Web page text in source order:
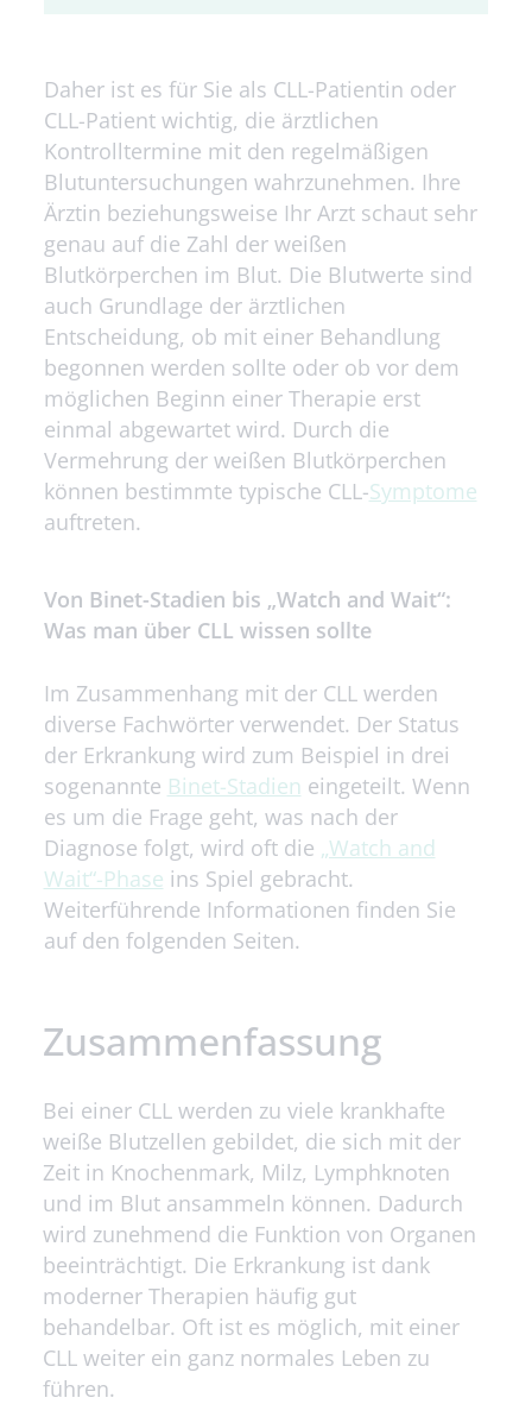
Daher ist es für Sie als CLL-Patientin oder
CLL-Patient wichtig, die ärztlichen
Kontrolltermine mit den regelmäßigen
Blutuntersuchungen wahrzunehmen. Ihre
Ärztin beziehungsweise Ihr Arzt schaut sehr
genau auf die Zahl der weißen
Blutkörperchen im Blut. Die Blutwerte sind
auch Grundlage der ärztlichen
Entscheidung, ob mit einer Behandlung
begonnen werden sollte oder ob vor dem
möglichen Beginn einer Therapie erst
einmal abgewartet wird. Durch die
Vermehrung der weißen Blutkörperchen
können bestimmte typische CLL-Symptome
auftreten.
Von Binet-Stadien bis „Watch and Wait“:
Was man über CLL wissen sollte
Im Zusammenhang mit der CLL werden
diverse Fachwörter verwendet. Der Status
der Erkrankung wird zum Beispiel in drei
sogenannte Binet-Stadien eingeteilt. Wenn
es um die Frage geht, was nach der
Diagnose folgt, wird oft die „Watch and
Wait“-Phase ins Spiel gebracht.
Weiterführende Informationen finden Sie
auf den folgenden Seiten.
Zusammenfassung
Bei einer CLL werden zu viele krankhafte
weiße Blutzellen gebildet, die sich mit der
Zeit in Knochenmark, Milz, Lymphknoten
und im Blut ansammeln können. Dadurch
wird zunehmend die Funktion von Organen
beeinträchtigt. Die Erkrankung ist dank
moderner Therapien häufig gut
behandelbar. Oft ist es möglich, mit einer
CLL weiter ein ganz normales Leben zu
führen.